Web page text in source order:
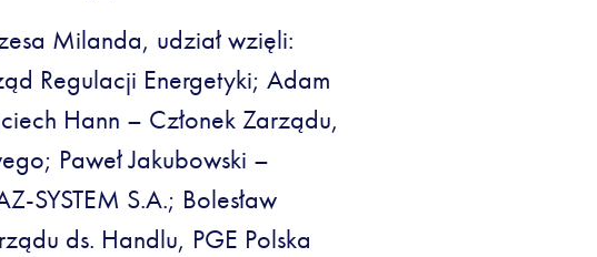
Milanda, udział wzięli:
Regulacji Energetyki; Adam
Hann – Członek Zarządu,
Paweł Jakubowski –
SYSTEM S.A.; Bolesław
ds. Handlu, PGE Polska